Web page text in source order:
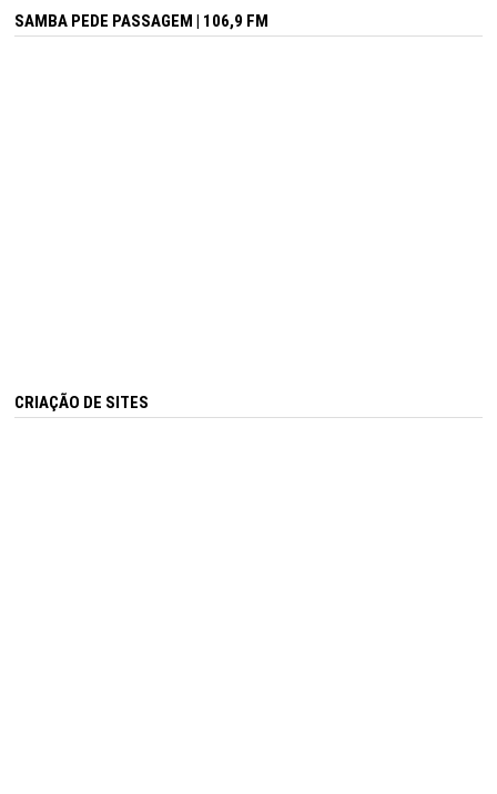
SAMBA PEDE PASSAGEM | 106,9 FM
CRIAÇÃO DE SITES